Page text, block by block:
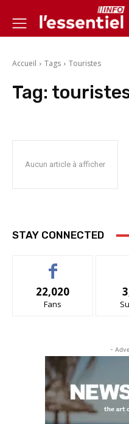
Accueil Tags Touristes
Tag:
Aucun article à afficher
STAY CONNECTED
22,020
Fans
-